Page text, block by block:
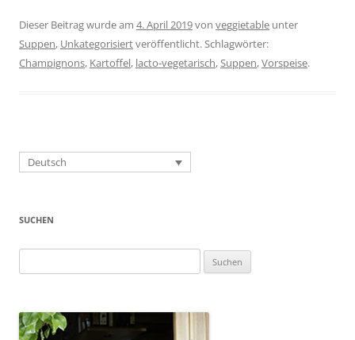
Dieser Beitrag wurde am 4. April 2019von veggietable unter
Suppen, Unkategorisiertveröffentlicht. Schlagwörter:
Champignons, Kartoffel, lacto-vegetarisch,Suppen,Vorspeise.
Deutsch
SUCHEN
nach: